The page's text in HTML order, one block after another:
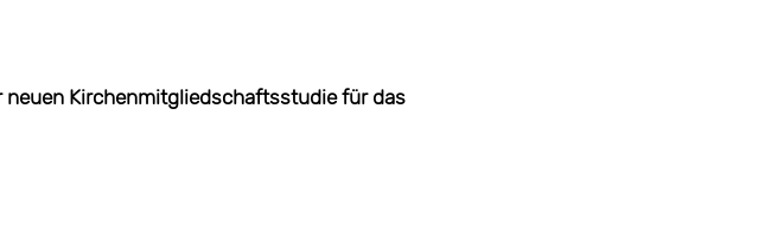
neuen Kirchenmitgliedschaftsstudie für das